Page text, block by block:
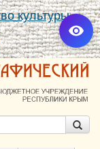
культуры